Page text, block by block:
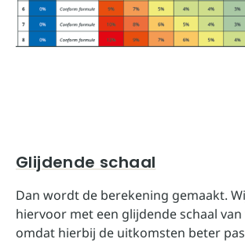
Glijdende schaal
Dan wordt de berekening gemaakt.
hiervoor met een glijdende schaal
omdat hierbij de uitkomsten beter